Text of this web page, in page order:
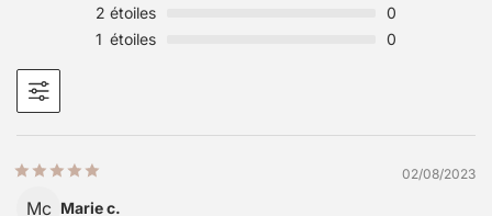
2 étoiles
0
1 étoiles 0
02/08/2023
Mc Marie c.